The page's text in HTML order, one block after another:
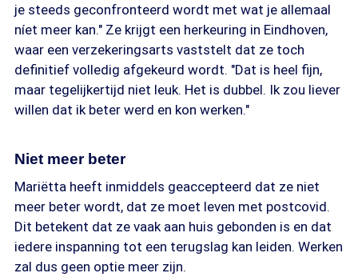
je steeds geconfronteerd wordt met wat je allemaal
níet meer kan." Ze krijgt een herkeuring in Eindhoven,
waar een verzekeringsarts vaststelt dat ze toch
definitief volledig afgekeurd wordt. "Dat is heel fijn,
maar tegelijkertijd niet leuk. Het is dubbel. Ik zou liever
willen dat ik beter werd en kon werken."
Niet meer beter
Mariëtta heeft inmiddels geaccepteerd dat ze niet
meer beter wordt, dat ze moet leven met postcovid.
Dit betekent dat ze vaak aan huis gebonden is en dat
iedere inspanning tot een terugslag kan leiden. Werken
zal dus geen optie meer zijn.